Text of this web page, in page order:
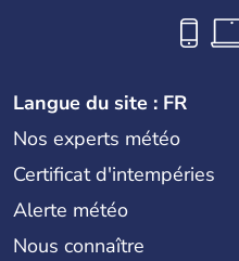
Langue du site : FR
Nos experts météo
Certificat d'intempéries
Alerte météo
Nous connaître